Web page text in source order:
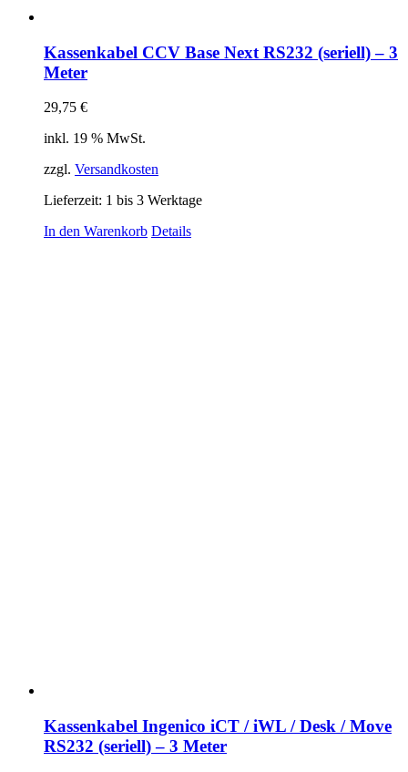
Kassenkabel CCV Base Next RS232 (seriell) – 3
Meter
29,75 €
inkl. 19 % MwSt.
zzgl. Versandkosten
Lieferzeit: 1 bis 3 Werktage
In den Warenkorb Details
Kassenkabel Ingenico iCT / iWL / Desk / Move
RS232 (seriell) – 3 Meter